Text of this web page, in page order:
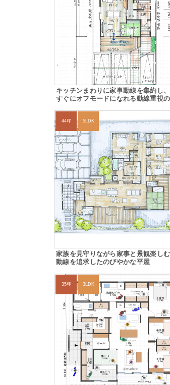
キッチンまわりに家事動線を集約し
すぐにオフモードになれる動線重視
44坪 5LDK
家族を見守りながら家事と景観楽し
動線を追求したのびやかな平屋
35坪 3LDK